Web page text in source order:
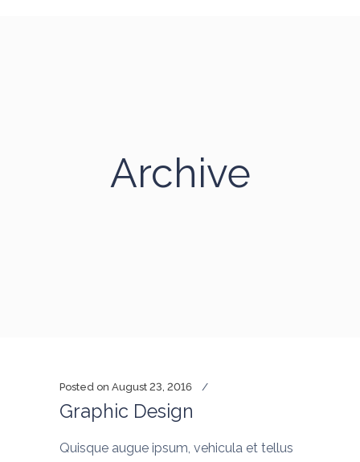
Archive
Posted on August 23, 2016
Graphic Design
Quisque augue ipsum, vehicula et tellus